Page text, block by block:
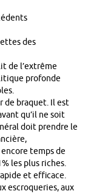
des
de l’extrême
profonde
de braquet. Il est
qu’il ne soit
doit prendre le
temps de
les plus riches.
et efficace.
escroqueries, aux